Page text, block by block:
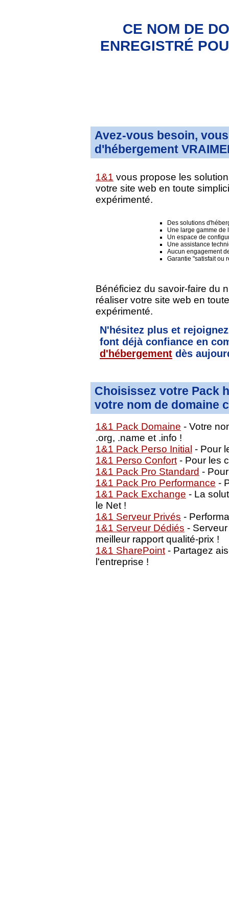
CE NOM DE
ENREGISTRÉ
Avez-vous besoin,
d'hébergement
1&1 vous propose les
votre site web en toute
expérimenté.
Des solutions
Une large gamme de
Un espace de
Une assistance
Aucun engagement
Garantie "satisfait ou
Bénéficiez du savoir-faire du
réaliser votre site web en
expérimenté.
N'hésitez plus et
font déjà confiance en
d'hébergement dès
Choisissez votre Pack
votre nom de domaine
1&1 Pack Domaine - Votre
.org, .name et .info !
1&1 Pack Perso Initial - Pour
1&1 Perso Confort - Pour les
1&1 Pack Pro Standard -
1&1 Pack Pro Performance -
1&1 Pack Exchange - La
le Net !
1&1 Serveur Privés -
1&1 Serveur Dédiés -
meilleur rapport qualité-prix !
1&1 SharePoint - Partagez
l'entreprise !